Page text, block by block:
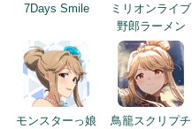
7Days Smile
ミリオンライブ
野郎ラーメン
モンスターっ娘
鳥籠スクリプチ